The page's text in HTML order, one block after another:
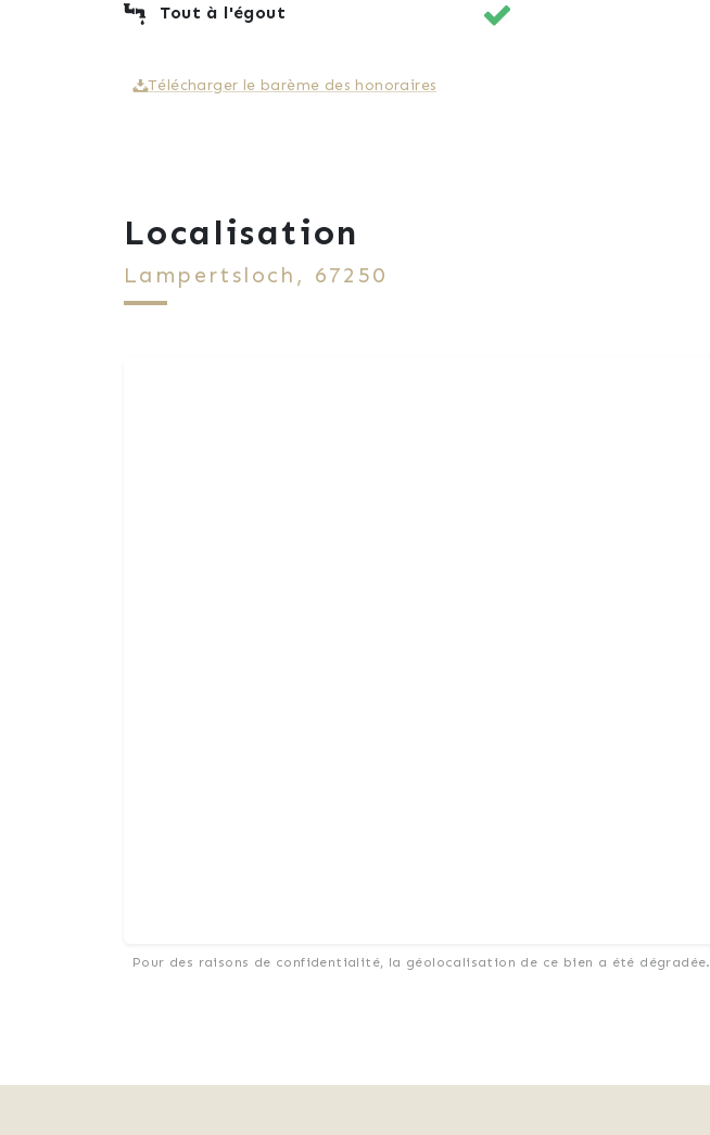
Tout à l'égout
Télécharger le barème des honoraires
Localisation
Lampertsloch, 67250
Pour des raisons de confidentialité, la géolocalisation de ce bien a été dégradée.